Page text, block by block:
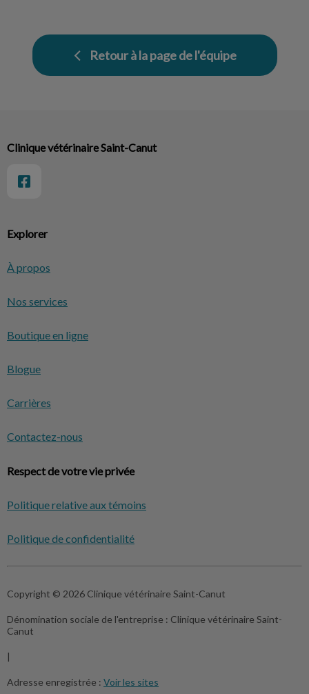
Retour à la page de l'équipe
Explorer
À propos
Nos services
Boutique en ligne
Blogue
Carrières
Contactez-nous
Respect de votre vie privée
Politique relative aux témoins
Politique de confidentialité
Clinique vétérinaire Saint-Canut
Copyright © 2026 Clinique vétérinaire Saint-Canut
Dénomination sociale de l'entreprise : Clinique vétérinaire Saint-
Canut
|
Adresse enregistrée : Voir les sites